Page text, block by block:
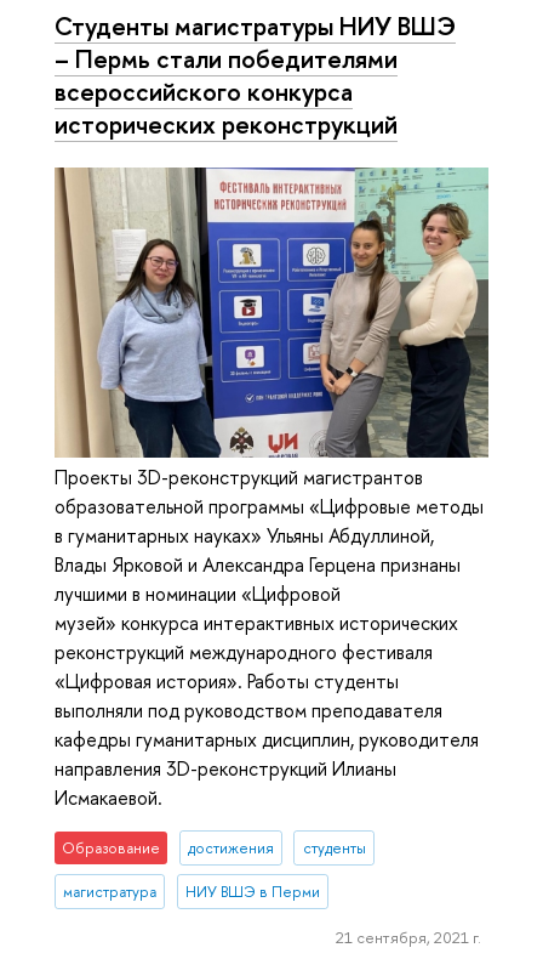
Студенты магистратуры НИУ ВШЭ
– Пермь стали победителями
всероссийского конкурса
исторических реконструкций
Проекты 3D-реконструкций магистрантов
образовательной программы «Цифровые методы
в гуманитарных науках» Ульяны Абдуллиной,
Влады Ярковой и Александра Герцена признаны
лучшими в номинации «Цифровой
музей» конкурса интерактивных исторических
реконструкций международного фестиваля
«Цифровая история». Работы студенты
выполняли под руководством преподавателя
кафедры гуманитарных дисциплин, руководителя
направления 3D-реконструкций Илианы
Исмакаевой.
Образование достижения студенты
магистратура НИУ ВШЭ в Перми
21 сентября, 2021 г.